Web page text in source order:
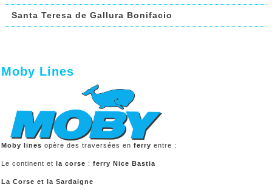
Santa Teresa de Gallura Bonifacio
Moby Lines
Moby lines opère des traversées en ferry entre :
Le continent et la corse : ferry Nice Bastia
La Corse et la Sardaigne